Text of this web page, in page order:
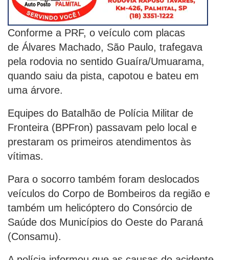
Conforme a PRF, o veículo com placas
de Álvares Machado, São Paulo, trafegava
pela rodovia no sentido Guaíra/Umuarama,
quando saiu da pista, capotou e bateu em
uma árvore.
Equipes do Batalhão de Polícia Militar de
Fronteira (BPFron) passavam pelo local e
prestaram os primeiros atendimentos às
vítimas.
Para o socorro também foram deslocados
veículos do Corpo de Bombeiros da região e
também um helicóptero do Consórcio de
Saúde dos Municípios do Oeste do Paraná
(Consamu).